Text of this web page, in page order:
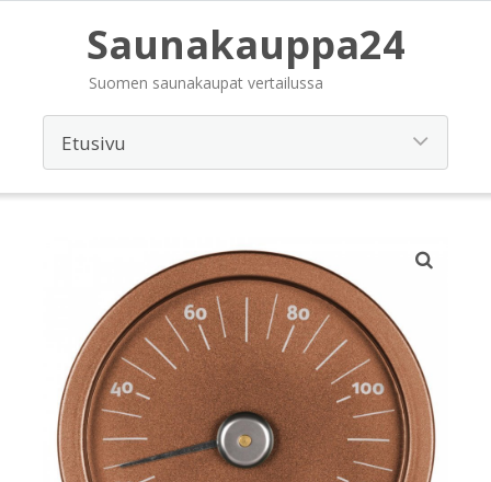
Saunakauppa24
Suomen saunakaupat vertailussa